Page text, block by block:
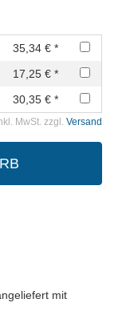
35,34 € *
17,25 € *
30,35 € *
MwSt. zzgl. Versand
mit